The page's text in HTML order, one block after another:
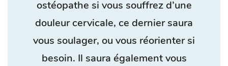
ostéopathe si vous souffrez d’une
douleur cervicale, ce dernier saura
vous soulager, ou vous réorienter si
besoin. Il saura également vous